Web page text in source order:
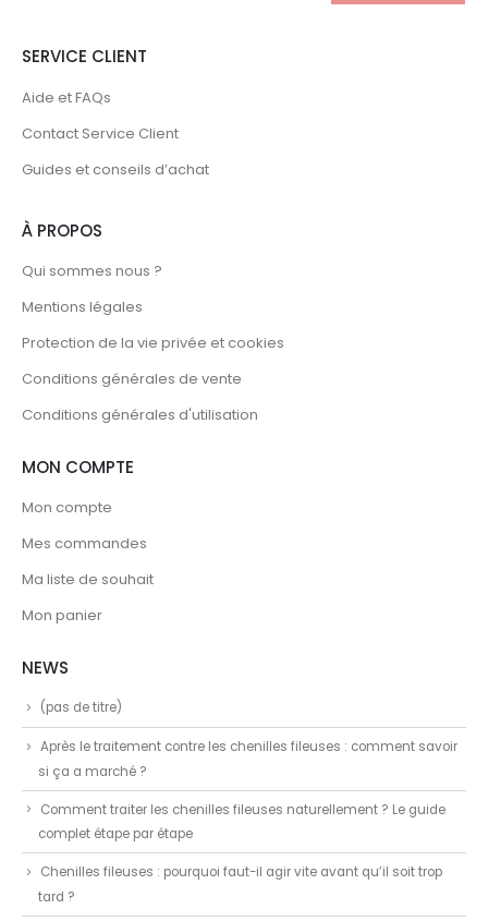
SERVICE CLIENT
Aide et FAQs
Contact Service Client
Guides et conseils d’achat
À PROPOS
Qui sommes nous ?
Mentions légales
Protection de la vie privée et cookies
Conditions générales de vente
Conditions générales d'utilisation
MON COMPTE
Mon compte
Mes commandes
Ma liste de souhait
Mon panier
NEWS
(pas de titre)
Après le traitement contre les chenilles fileuses : comment savoir
si ça a marché ?
Comment traiter les chenilles fileuses naturellement ? Le guide
complet étape par étape
Chenilles fileuses : pourquoi faut-il agir vite avant qu’il soit trop
tard ?